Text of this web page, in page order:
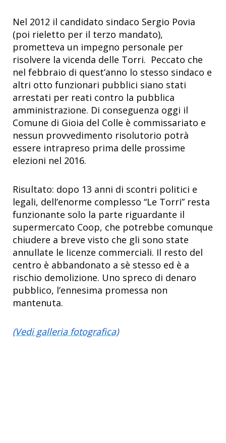
Nel 2012 il candidato sindaco Sergio Povia
(poi rieletto per il terzo mandato),
prometteva un impegno personale per
risolvere la vicenda delle Torri. Peccato che
nel febbraio di quest’anno lo stesso sindaco e
altri otto funzionari pubblici siano stati
arrestati per reati contro la pubblica
amministrazione. Di conseguenza oggi il
Comune di Gioia del Colle è commissariato e
nessun provvedimento risolutorio potrà
essere intrapreso prima delle prossime
elezioni nel 2016.
Risultato: dopo 13 anni di scontri politici e
legali, dell’enorme complesso “Le Torri” resta
funzionante solo la parte riguardante il
supermercato Coop, che potrebbe comunque
chiudere a breve visto che gli sono state
annullate le licenze commerciali. Il resto del
centro è abbandonato a sè stesso ed è a
rischio demolizione. Uno spreco di denaro
pubblico, l’ennesima promessa non
mantenuta.
(Vedi galleria fotografica)